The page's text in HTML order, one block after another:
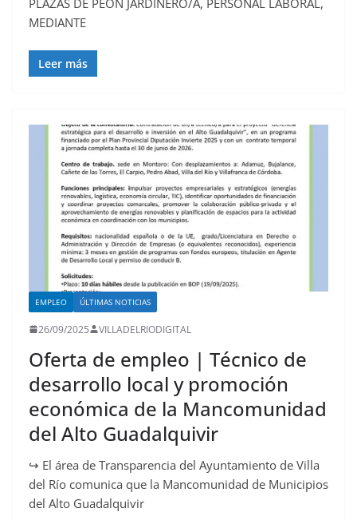
PLAZAS DE PEÓN JARDINERO/A, PERSONAL LABORAL,
MEDIANTE
Leer más
EMPLEO ÚLTIMAS NOTICIAS
26/09/2025 VILLADELRIODIGITAL
Oferta de empleo | Técnico de
desarrollo local y promoción
económica de la Mancomunidad
del Alto Guadalquivir
↪️ El área de Transparencia del Ayuntamiento de Villa
del Río comunica que la Mancomunidad de Municipios
del Alto Guadalquivir